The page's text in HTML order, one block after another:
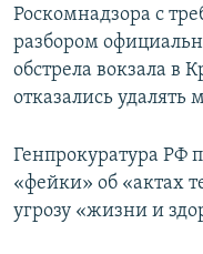
Роскомнадзора с
разбором
обстрела вокзала в
отказались удалять
Генпрокуратура РФ
«фейки» об «актах
угрозу «жизни и